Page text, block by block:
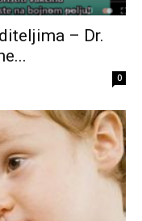
– Dr.
0